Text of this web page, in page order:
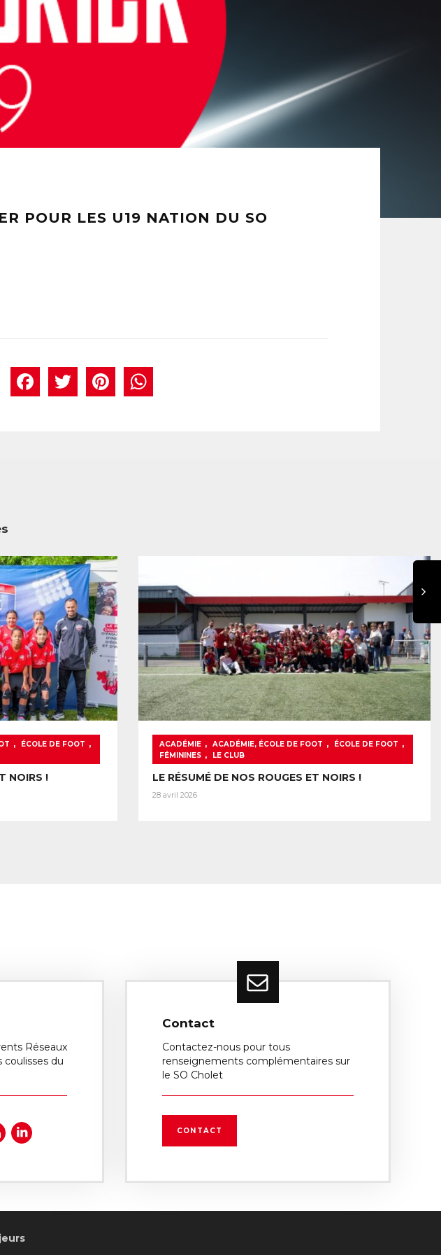
POUR LES U19 NATION DU SO
Facebook
TwitterPinterest
, ÉCOLE DE FOOT ,
NOIRS !
ACADÉMIE , ACADÉMIE, ÉCOLE DE FOOT , ÉCOLE DE FOOT ,
FÉMININES , LE CLUB
LE RÉSUMÉ DE NOS ROUGES ET NOIRS !
28 avril 2026
Réseaux
coulisses du
Contact
Contactez-nous pour tous
renseignements complémentaires sur
le SO Cholet
CONTACT